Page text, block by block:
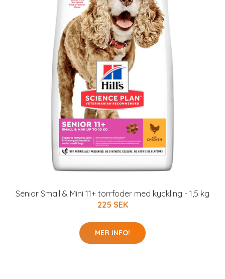
Senior Small & Mini 11+ torrfoder med kyckling - 1,5 kg
225 SEK
MER INFO!